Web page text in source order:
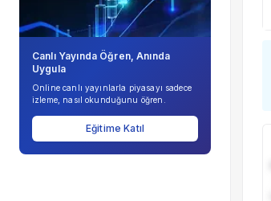
Canlı Yayında Öğren, Anında
Uygula
Online canlı yayınlarla piyasayı sadece
izleme, nasıl okunduğunu öğren.
Eğitime Katıl